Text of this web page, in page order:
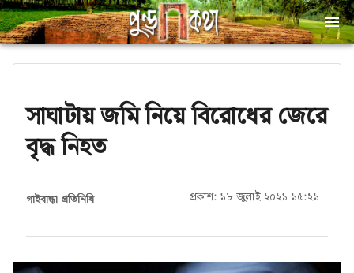
সাঘাটায় জমি নিয়ে বিরোধের জেরে
বৃদ্ধ নিহত
গাইবান্ধা প্রতিনিধি প্রকাশ: ১৮ জুলাই ২০২১ ১৫:২১ ।